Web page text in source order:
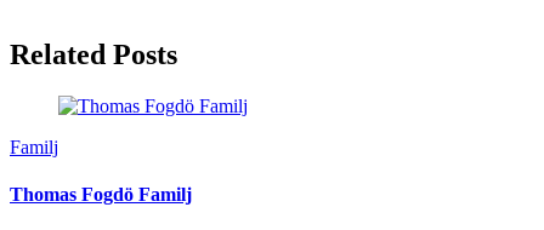
Related Posts
Familj
Thomas Fogdö Familj